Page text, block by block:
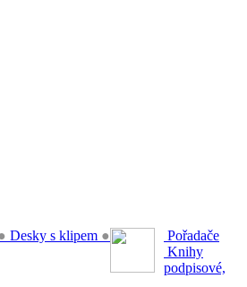
Desky s klipem ● Pořadače
Knihy
podpisové,